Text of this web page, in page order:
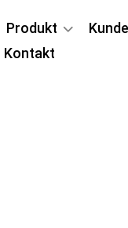
Produkt
Kontakt